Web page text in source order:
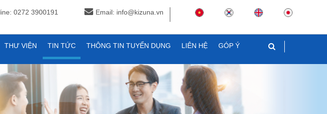
0272 3900191 Email: info@kizuna.vn
THƯ VIỆN TIN TỨC THÔNG TIN TUYỂN DỤNG LIÊN HỆ GÓP Ý